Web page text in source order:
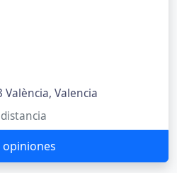
València, Valencia
opiniones